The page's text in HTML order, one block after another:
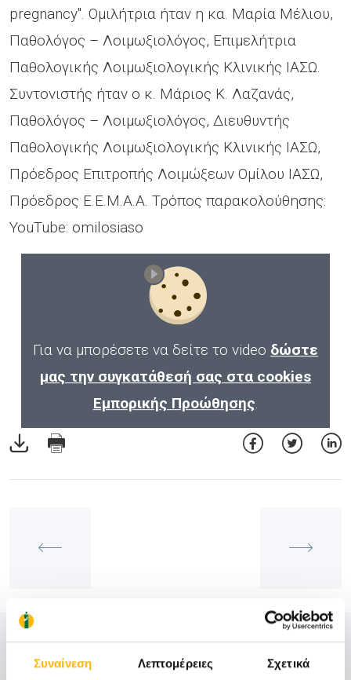
Συναίνεση Λεπτομέρειες Σχετικά
pregnancy". Ομιλήτρια ήταν η κα. Μαρία Μέλιου,
Παθολόγος – Λοιμωξιολόγος, Επιμελήτρια
Παθολογικής Λοιμωξιολογικής Κλινικής ΙΑΣΩ.
Συντονιστής ήταν ο κ. Μάριος Κ. Λαζανάς,
Παθολόγος – Λοιμωξιολόγος, Διευθυντής
Παθολογικής Λοιμωξιολογικής Κλινικής ΙΑΣΩ,
Πρόεδρος Επιτροπής Λοιμώξεων Ομίλου ΙΑΣΩ,
Πρόεδρος Ε.Ε.Μ.Α.Α. Τρόπος παρακολούθησης:
YouTube: omilosiaso
Για να μπορέσετε να δείτε το video δώστε
μας την συγκατάθεσή σας στα cookies
Εμπορικής Προώθησης.
Δείτε Επίσης